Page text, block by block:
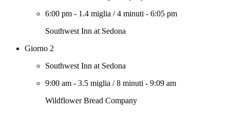
6:00 pm - 1.4 miglia /4 minuti - 6:05 pm
Southwest Inn at Sedona
Giorno 2
Southwest Inn at Sedona
9:00 am - 3.5 miglia /8 minuti - 9:09 am
Wildflower Bread Company